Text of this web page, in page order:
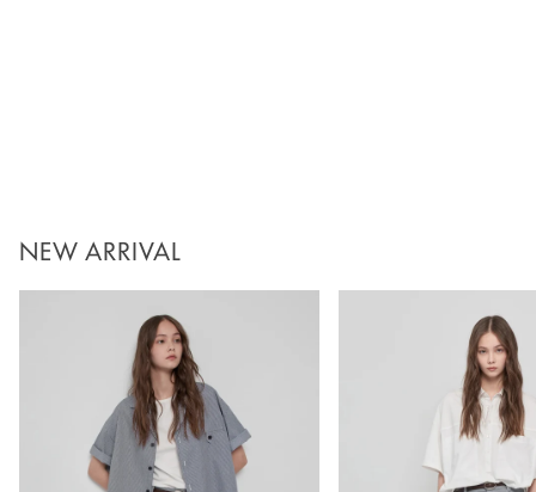
NEW ARRIVAL